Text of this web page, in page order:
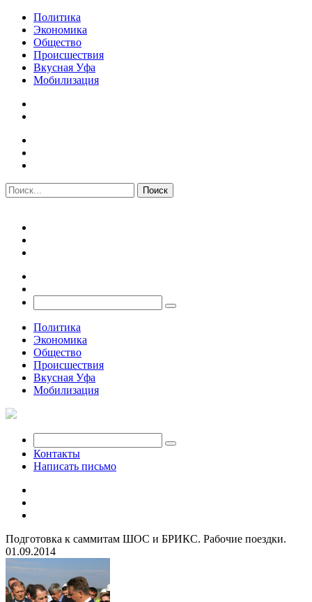
Политика
Экономика
Общество
Происшествия
Вкусная Уфа
Мобилизация
Политика
Экономика
Общество
Происшествия
Вкусная Уфа
Мобилизация
Контакты
Написать письмо
Подготовка к саммитам ШОС и БРИКС. Рабочие поездки.
01.09.2014